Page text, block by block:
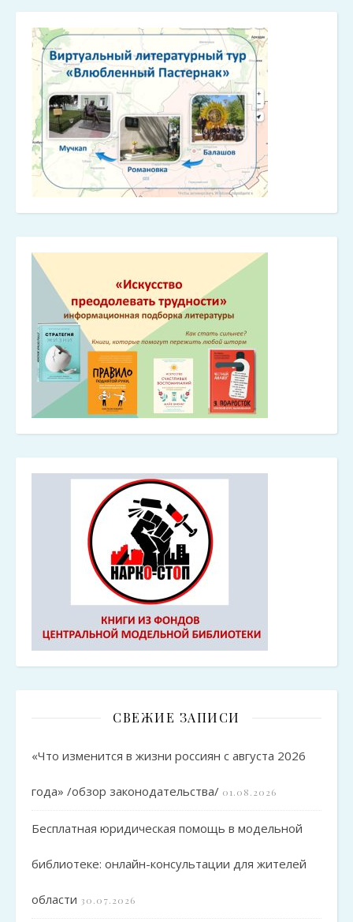
СВЕЖИЕ ЗАПИСИ
«Что изменится в жизни россиян с августа 2026
года» /обзор законодательства/ 01.08.2026
Бесплатная юридическая помощь в модельной
библиотеке: онлайн-консультации для жителей
области 30.07.2026